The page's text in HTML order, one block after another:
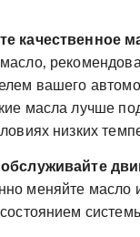
качественное
вашего
масла лучше
низких
меняйте масло